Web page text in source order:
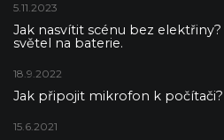
5.11.2023
Jak nasvítit scénu bez
světel na baterie.
18.9.2022
Jak připojit mikrofon k počítači?
15.6.2021